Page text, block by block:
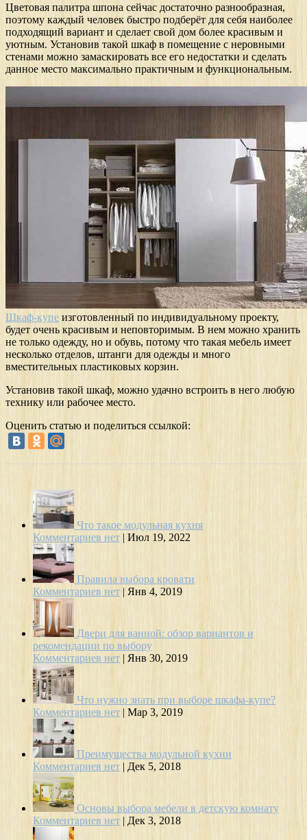
Цветовая палитра шпона сейчас достаточно разнообразная,
поэтому каждый человек быстро подберёт для себя наиболее
подходящий вариант и сделает свой дом более красивым и
уютным. Установив такой шкаф в помещение с неровными
стенами можно замаскировать все его недостатки и сделать
данное место максимально практичным и функциональным.
Шкаф-купе изготовленный по индивидуальному проекту,
будет очень красивым и неповторимым. В нем можно хранить
не только одежду, но и обувь, потому что такая мебель имеет
несколько отделов, штанги для одежды и много
вместительных пластиковых корзин.
Установив такой шкаф, можно удачно встроить в него любую
технику или рабочее место.
Оценить статью и поделиться ссылкой:
Что такое модульная кухня
Комментариев нет | Июл 19, 2022
Правила выбора кровати
Комментариев нет | Янв 4, 2019
Двери для ванной: обзор вариантов и
рекомендации по выбору
Комментариев нет | Янв 30, 2019
Что нужно знать при выборе шкафа-купе?
Комментариев нет | Мар 3, 2019
Преимущества модульной кухни
Комментариев нет | Дек 5, 2018
Основы выбора мебели в детскую комнату
Комментариев нет | Дек 3, 2018